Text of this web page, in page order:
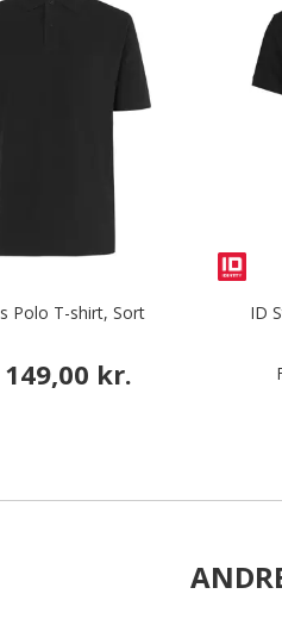
Polo T-shirt, Sort
149,00 kr.
ID